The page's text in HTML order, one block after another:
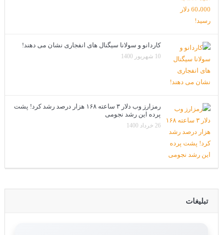
کاردانو و سولانا سیگنال های انفجاری نشان می دهند!
10 شهریور 1400
رمزارز وب دلار ۳ ساعته ۱۶۸ هزار درصد رشد کرد! پشت
پرده این رشد نجومی
26 خرداد 1400
تبلیغات